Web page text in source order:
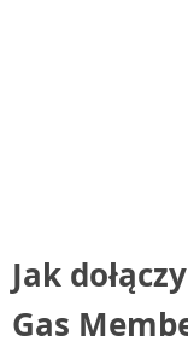
Jak
Gas